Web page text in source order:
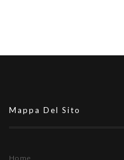
Mappa Del Sito
Home